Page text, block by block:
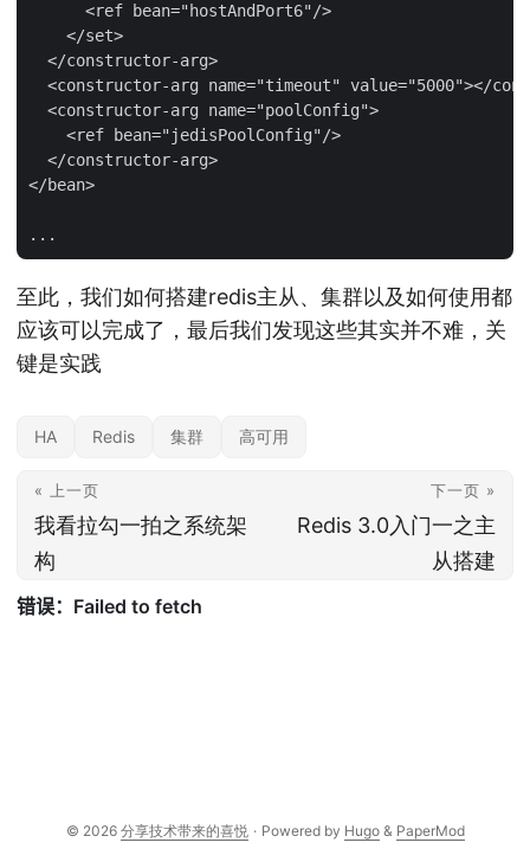
      <ref bean="hostAndPort6"/>
    </set>
  </constructor-arg>
<constructor-arg name="timeout" value="5000"></
  <constructor-arg name="poolConfig">
    <ref bean="jedisPoolConfig"/>
  </constructor-arg>
</bean>
至此，我们如何搭建redis主从、集群以及如何使用都
应该可以完成了，最后我们发现这些其实并不难，关
键是实践
HA Redis 集群 高可用
« 上一页
我看拉勾一拍之系统架
构
下一页 »
Redis 3.0入门一之主
从搭建
© 2026 分享技术带来的喜悦 · Powered by Hugo& PaperMod